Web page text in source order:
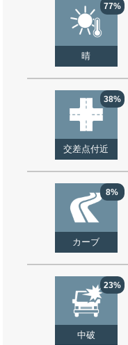
77%
晴
38%
交差点付近
8%
カーブ
23%
中破